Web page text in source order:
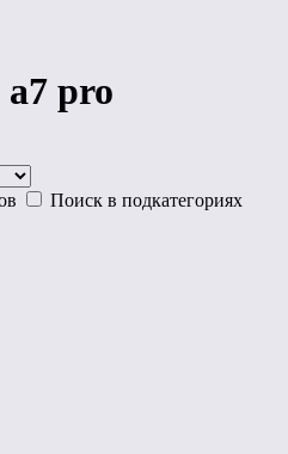
pro
Поиск в подкатегориях